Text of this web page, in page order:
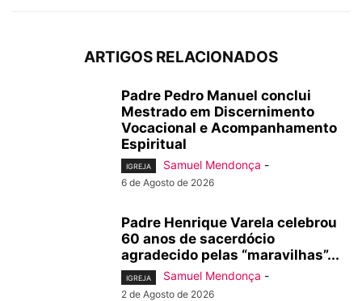
ARTIGOS RELACIONADOS
Padre Pedro Manuel conclui
Mestrado em Discernimento
Vocacional e Acompanhamento
Espiritual
IGREJA Samuel Mendonça -
6 de Agosto de 2026
Padre Henrique Varela celebrou
60 anos de sacerdócio
agradecido pelas “maravilhas”...
IGREJA Samuel Mendonça -
2 de Agosto de 2026